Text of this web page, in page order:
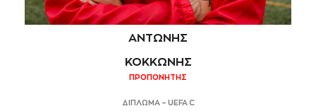
ΑΝΤΩΝΗΣ
ΚΟΚΚΩΝΗΣ
ΠΡΟΠΟΝΗΤΗΣ
ΔΙΠΛΩΜΑ – UEFA C